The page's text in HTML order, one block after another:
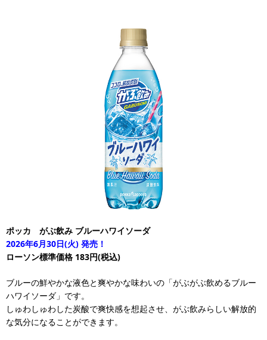
ポッカ がぶ飲み ブルーハワイソーダ
2026年6月30日(火) 発売！
ローソン標準価格 183円(税込)
ブルーの鮮やかな液色と爽やかな味わいの「がぶがぶ飲めるブルー
ハワイソーダ」です。
しゅわしゅわした炭酸で爽快感を想起させ、がぶ飲みらしい解放的
な気分になることができます。